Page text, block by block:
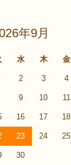
年9月
水 木 金
2 3 4
9 10 11
16 17 18
23 24 25
30